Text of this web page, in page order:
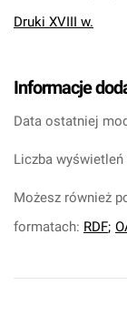
Druki XVIII w.
Informacje
Data ostatniej
Liczba
Możesz również
formatach: RDF;